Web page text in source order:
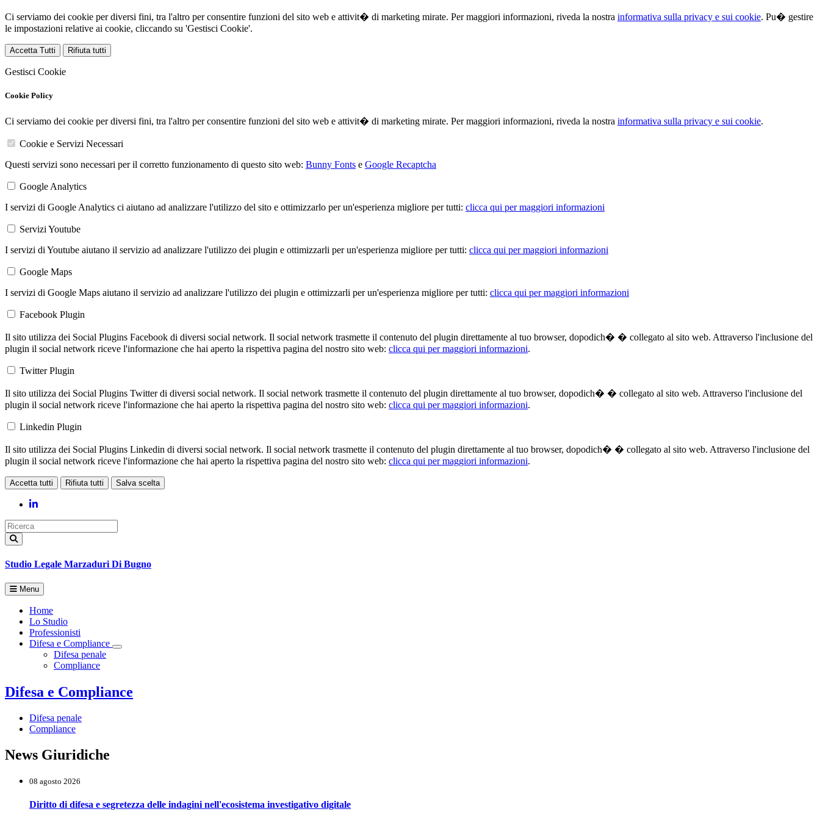
Ci serviamo dei cookie per diversi fini, tra l'altro per consentire funzioni del sito web e attivit� di marketing mirate. Per maggiori informazioni, riveda la nostra informativa sulla privacy e sui cookie. Pu� gestire
le impostazioni relative ai cookie, cliccando su 'Gestisci Cookie'.
Accetta Tutti Rifiuta tutti
Gestisci Cookie
Cookie Policy
Ci serviamo dei cookie per diversi fini, tra l'altro per consentire funzioni del sito web e attivit� di marketing mirate. Per maggiori informazioni, riveda la nostra informativa sulla privacy e sui cookie.
Cookie e Servizi Necessari
Questi servizi sono necessari per il corretto funzionamento di questo sito web: Bunny Fonts e Google Recaptcha
Google Analytics
I servizi di Google Analytics ci aiutano ad analizzare l'utilizzo del sito e ottimizzarlo per un'esperienza migliore per tutti: clicca qui per maggiori informazioni
Servizi Youtube
I servizi di Youtube aiutano il servizio ad analizzare l'utilizzo dei plugin e ottimizzarli per un'esperienza migliore per tutti: clicca qui per maggiori informazioni
Google Maps
I servizi di Google Maps aiutano il servizio ad analizzare l'utilizzo dei plugin e ottimizzarli per un'esperienza migliore per tutti: clicca qui per maggiori informazioni
Facebook Plugin
Il sito utilizza dei Social Plugins Facebook di diversi social network. Il social network trasmette il contenuto del plugin direttamente al tuo browser, dopodich� � collegato al sito web. Attraverso l'inclusione del
plugin il social network riceve l'informazione che hai aperto la rispettiva pagina del nostro sito web: clicca qui per maggiori informazioni.
Twitter Plugin
Il sito utilizza dei Social Plugins Twitter di diversi social network. Il social network trasmette il contenuto del plugin direttamente al tuo browser, dopodich� � collegato al sito web. Attraverso l'inclusione del
plugin il social network riceve l'informazione che hai aperto la rispettiva pagina del nostro sito web: clicca qui per maggiori informazioni.
Linkedin Plugin
Il sito utilizza dei Social Plugins Linkedin di diversi social network. Il social network trasmette il contenuto del plugin direttamente al tuo browser, dopodich� � collegato al sito web. Attraverso l'inclusione del
plugin il social network riceve l'informazione che hai aperto la rispettiva pagina del nostro sito web: clicca qui per maggiori informazioni.
Accetta tutti Rifiuta tutti Salva scelta
Studio Legale Marzaduri Di Bugno
Menu
Home
Lo Studio
Professionisti
Difesa e Compliance
Toggle Dropdown
Difesa penale
Compliance
Difesa e Compliance
Difesa penale
Compliance
News Giuridiche
08 agosto 2026
Diritto di difesa e segretezza delle indagini nell'ecosistema investigativo digitale